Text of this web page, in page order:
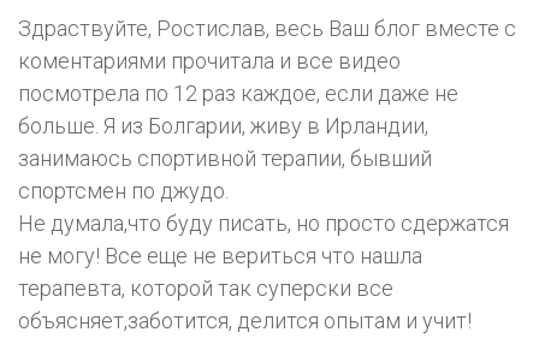
Здраствуйте, Ростислав, весь Ваш блог вместе с
коментариями прочитала и все видео
посмотрела по 12 раз каждое, если даже не
больше. Я из Болгарии, живу в Ирландии,
занимаюсь спортивной терапии, бывший
спортсмен по джудо.
Не думала,что буду писать, но просто сдержатся
не могу! Все еще не вериться что нашла
терапевта, которой так суперски все
объясняет,заботится, делится опытам и учит!